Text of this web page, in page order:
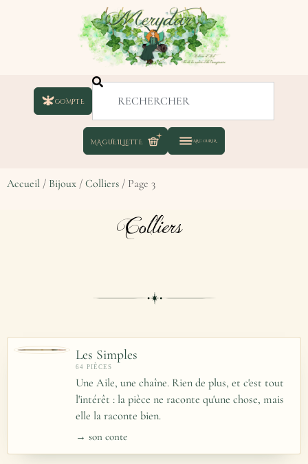
COMPTE
Accueil / Bijoux / Colliers / Page 3
Colliers
Les Simples
64 PIÈCES
Une Aile, une chaîne. Rien de plus, et c'est tout
l'intérêt : la pièce ne raconte qu'une chose, mais
elle la raconte bien.
→ son conte